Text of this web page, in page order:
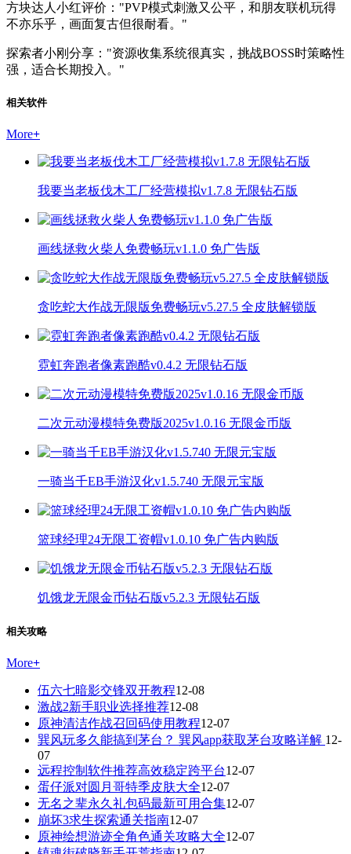
方块达人小红评价："PVP模式刺激又公平，和朋友联机玩得
不亦乐乎，画面复古但很耐看。"
探索者小刚分享："资源收集系统很真实，挑战BOSS时策略性
强，适合长期投入。"
相关软件
More+
我要当老板伐木工厂经营模拟v1.7.8 无限钻石版
画线拯救火柴人免费畅玩v1.1.0 免广告版
贪吃蛇大作战无限版免费畅玩v5.27.5 全皮肤解锁版
霓虹奔跑者像素跑酷v0.4.2 无限钻石版
二次元动漫模特免费版2025v1.0.16 无限金币版
一骑当千EB手游汉化v1.5.740 无限元宝版
篮球经理24无限工资帽v1.0.10 免广告内购版
饥饿龙无限金币钻石版v5.2.3 无限钻石版
相关攻略
More+
伍六七暗影交锋双开教程12-08
激战2新手职业选择推荐12-08
原神清洁作战召回码使用教程12-07
巽风玩多久能搞到茅台？ 巽风app获取茅台攻略详解 12-
07
远程控制软件推荐高效稳定跨平台12-07
蛋仔派对圆月哥特季皮肤大全12-07
无名之辈永久礼包码最新可用合集12-07
崩坏3求生探索通关指南12-07
原神绘想游迹全角色通关攻略大全12-07